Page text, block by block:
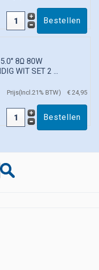
8Ω 80W
WIT SET 2 ...
Prijs(Incl.21% BTW) € 24,95